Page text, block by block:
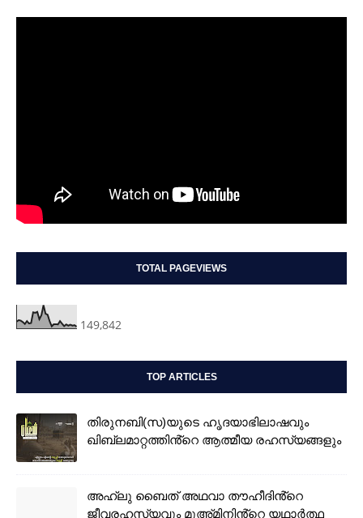
TOTAL PAGEVIEWS
149,842
TOP ARTICLES
തിരുനബി(സ)യുടെ ഹൃദയാഭിലാഷവും
ഖിബ്‌ലമാറ്റത്തിൻ്റെ ആത്മീയ രഹസ്യങ്ങളും
അഹ്‌ലു ബൈത് അഥവാ തൗഹീദിൻ്റെ
ജീവരഹസ്യവും മുഅ്മിനിൻ്റെ യഥാർത്ഥ